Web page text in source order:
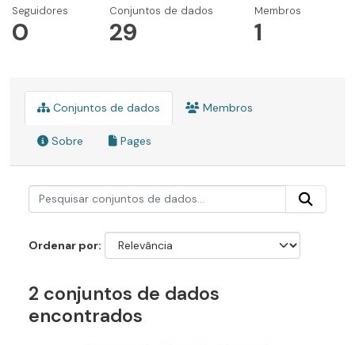
Seguidores
0
Conjuntos de dados
29
Membros
1
Conjuntos de dados Membros
Sobre Pages
Ordenar por
2 conjuntos de dados
encontrados